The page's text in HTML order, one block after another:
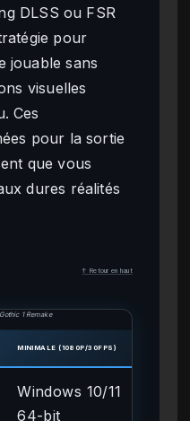
DLSS ou FSR
pour
jouable sans
visuelles
Ces
pour la sortie
que vous
dures réalités
↑ Retour en haut
1 Remake
MINIMALE (1080P/30FPS)
Windows 10/11
64-bit